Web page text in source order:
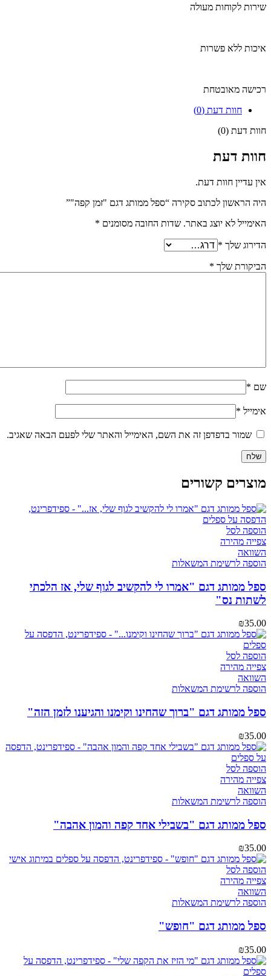
שירות לקוחות מעולה
איכות ללא פשרות
רכישה מאובטחת
חוות דעת (0)
חוות דעת (0)
חוות דעת
אין עדיין חוות דעת.
היה הראשון לכתוב סקירה “ספל ממותג דגם "זמן קפה"”
האימייל לא יוצג באתר. שדות החובה מסומנים *
הדירוג שלך *
הביקורת שלך *
שם *
אימייל *
שמור בדפדפן זה את השם, האימייל והאתר שלי לפעם הבאה שאגיב.
מוצרים קשורים
הוספה לסל
צפייה מהירה
השוואה
הוספה לרשימת המשאלות
ספל ממותג דגם "אמרו לי להקשיב לגוף שלי, אז הלכתי
לשתות נס"
₪35.00
הוספה לסל
צפייה מהירה
השוואה
הוספה לרשימת המשאלות
ספל ממותג דגם "ברוך שהחינו וקימנו והגיענו לזמן הזה"
₪35.00
הוספה לסל
צפייה מהירה
השוואה
הוספה לרשימת המשאלות
ספל ממותג דגם "בשבילי אחד קפה והמון אהבה"
₪35.00
הוספה לסל
צפייה מהירה
השוואה
הוספה לרשימת המשאלות
ספל ממותג דגם "חופש"
₪35.00